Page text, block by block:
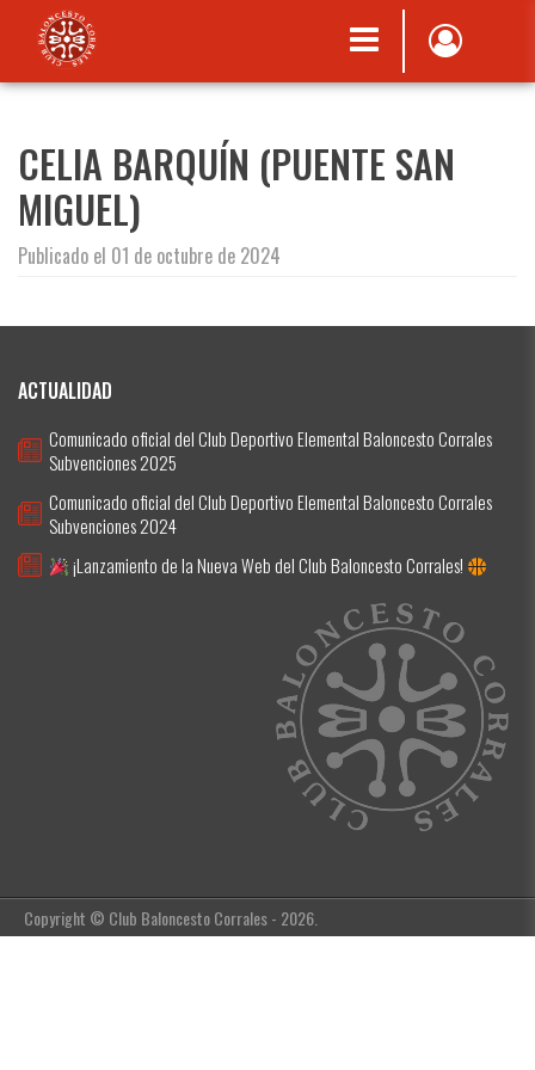
CELIA BARQUÍN (PUENTE SAN
MIGUEL)
Publicado el 01 de octubre de 2024
ACTUALIDAD
Comunicado oficial del Club Deportivo Elemental Baloncesto Corrales
Subvenciones 2025
Comunicado oficial del Club Deportivo Elemental Baloncesto Corrales
Subvenciones 2024
¡Lanzamiento de la Nueva Web del Club Baloncesto Corrales!
Copyright © Club Baloncesto Corrales - 2026.